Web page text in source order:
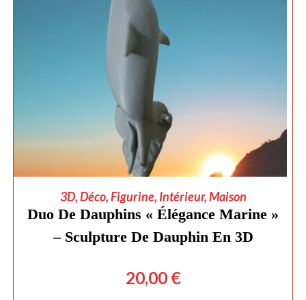
AJOUTER AU PANIER
3D,Déco,Figurine, Intérieur,Maison
Duo De Dauphins « Élégance Marine »
– Sculpture De Dauphin En 3D
20,00 €